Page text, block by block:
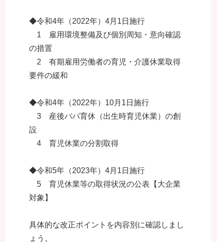
◆令和4年（2022年）4月1日施行
1 雇用環境整備及び個別周知・意向確認
の措置
2 有期雇用労働者の育児・介護休業取得
要件の緩和
◆令和4年（2022年）10月1日施行
3 産後パパ育休（出生時育児休業）の創
設
4 育児休業の分割取得
◆令和5年（2023年）4月1日施行
5 育児休業等の取得状況の公表【大企業
対象】
具体的な改正ポイントを内容別に確認しまし
ょう。